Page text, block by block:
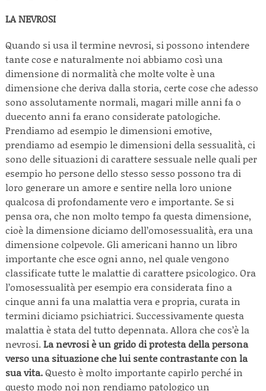
LA NEVROSI
Quando si usa il termine nevrosi, si possono intendere
tante cose e naturalmente noi abbiamo così una
dimensione di normalità che molte volte è una
dimensione che deriva dalla storia, certe cose che adesso
sono assolutamente normali, magari mille anni fa o
duecento anni fa erano considerate patologiche.
Prendiamo ad esempio le dimensioni emotive,
prendiamo ad esempio le dimensioni della sessualità, ci
sono delle situazioni di carattere sessuale nelle quali per
esempio ho persone dello stesso sesso possono tra di
loro generare un amore e sentire nella loro unione
qualcosa di profondamente vero e importante. Se si
pensa ora, che non molto tempo fa questa dimensione,
cioè la dimensione diciamo dell’omosessualità, era una
dimensione colpevole. Gli americani hanno un libro
importante che esce ogni anno, nel quale vengono
classificate tutte le malattie di carattere psicologico. Ora
l’omosessualità per esempio era considerata fino a
cinque anni fa una malattia vera e propria, curata in
termini diciamo psichiatrici. Successivamente questa
malattia è stata del tutto depennata. Allora che cos’è la
nevrosi. La nevrosi è un grido di protesta della persona
verso una situazione che lui sente contrastante con la
sua vita.Questo è molto importante capirlo perché in
questo modo noi non rendiamo patologico un